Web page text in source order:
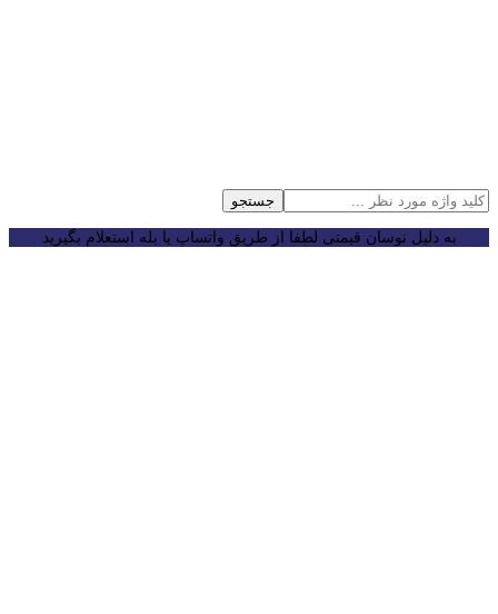
جستجو
به دلیل نوسان قیمتی لطفا از طریق واتساپ یا بله استعلام بگیرید